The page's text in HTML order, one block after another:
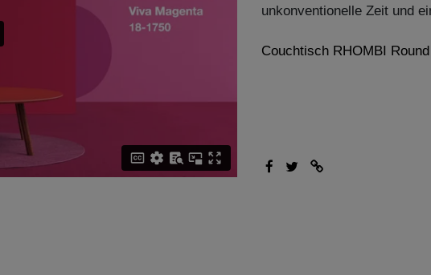
unkonventionelle Zeit und
Couchtisch RHOMBI